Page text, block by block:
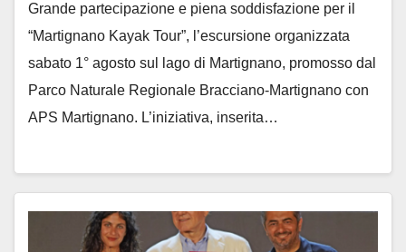
Grande partecipazione e piena soddisfazione per il
“Martignano Kayak Tour”, l’escursione organizzata
sabato 1° agosto sul lago di Martignano, promosso dal
Parco Naturale Regionale Bracciano-Martignano con
APS Martignano. L’iniziativa, inserita…